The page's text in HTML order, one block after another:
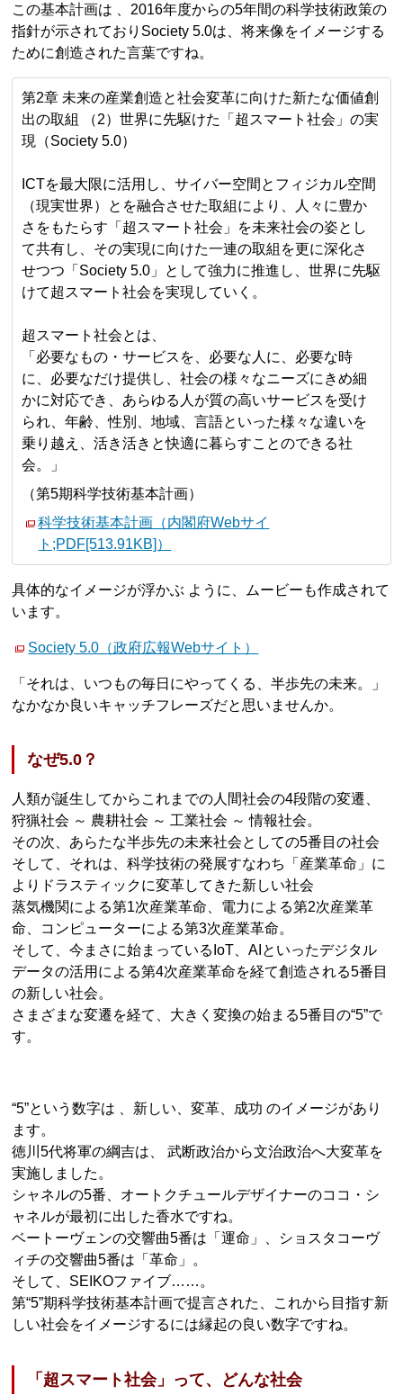
この基本計画は 、2016年度からの5年間の科学技術政策の
指針が示されておりSociety 5.0は、将来像をイメージする
ために創造された言葉ですね。
第2章 未来の産業創造と社会変革に向けた新たな価値創
出の取組 （2）世界に先駆けた「超スマート社会」の実
現（Society 5.0）
ICTを最大限に活用し、サイバー空間とフィジカル空間
（現実世界）とを融合させた取組により、人々に豊か
さをもたらす「超スマート社会」を未来社会の姿とし
て共有し、その実現に向けた一連の取組を更に深化さ
せつつ「Society 5.0」として強力に推進し、世界に先駆
けて超スマート社会を実現していく。
超スマート社会とは、
「必要なもの・サービスを、必要な人に、必要な時
に、必要なだけ提供し、社会の様々なニーズにきめ細
かに対応でき、あらゆる人が質の高いサービスを受け
られ、年齢、性別、地域、言語といった様々な違いを
乗り越え、活き活きと快適に暮らすことのできる社
会。」
（第5期科学技術基本計画）
科学技術基本計画（内閣府Webサイ
ト;PDF[513.91KB]）
具体的なイメージが浮かぶ ように、ムービーも作成されて
います。
Society 5.0（政府広報Webサイト）
「それは、いつもの毎日にやってくる、半歩先の未来。」
なかなか良いキャッチフレーズだと思いませんか。
なぜ5.0？
人類が誕生してからこれまでの人間社会の4段階の変遷、
狩猟社会 ～ 農耕社会 ～ 工業社会 ～ 情報社会。
その次、あらたな半歩先の未来社会としての5番目の社会
そして、それは、科学技術の発展すなわち「産業革命」に
よりドラスティックに変革してきた新しい社会
蒸気機関による第1次産業革命、電力による第2次産業革
命、コンピューターによる第3次産業革命。
そして、今まさに始まっているIoT、AIといったデジタル
データの活用による第4次産業革命を経て創造される5番目
の新しい社会。
さまざまな変遷を経て、大きく変換の始まる5番目の“5”で
す。
“5”という数字は 、新しい、変革、成功 のイメージがあり
ます。
徳川5代将軍の綱吉は、 武断政治から文治政治へ大変革を
実施しました。
シャネルの5番、オートクチュールデザイナーのココ・シ
ャネルが最初に出した香水ですね。
ベートーヴェンの交響曲5番は「運命」、ショスタコーヴ
ィチの交響曲5番は「革命」。
そして、SEIKOファイブ……。
第“5”期科学技術基本計画で提言された、これから目指す新
しい社会をイメージするには縁起の良い数字ですね。
「超スマート社会」って、どんな社会